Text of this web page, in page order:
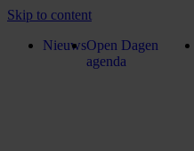
Skip to content
NieuwsOpen Dagen
agenda